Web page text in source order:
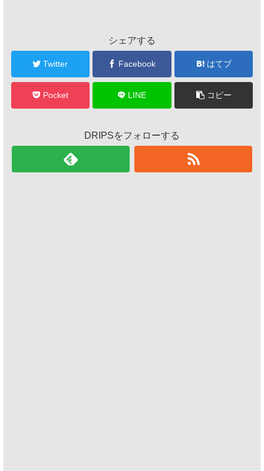
シェアする
Twitter Facebook はてブ
Pocket LINE コピー
DRIPSをフォローする